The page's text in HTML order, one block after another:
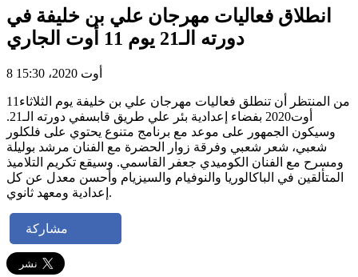
انطلاق فعاليات مهرجان علي بن خليفة في
دورته الـ21 يوم 11 أوت الجاري
8 أوت 2020، 15:30
من المنتظر أن تنطلق فعاليات مهرجان علي بن خليفة يوم الثلاثاء11
أوت2020 بفضاء إعدادية بئر علي طريق قابسفي دورته الـ21.
وسيكون الجمهور على موعد مع برنامج متنوع يحتوي على فلكلور
شعبي، شعر شعبي وفرقة زوار الحضرة مع الفنان مرشد بوليلة
ومسرح مع الفنان الكوميدي جعفر القاسمي. وسيقع تكريم التلاميذ
المتألقين في الباكالوريا والنوفيام والسيزيام وأحسن معدل عن كل
إعدادية ومعهد ثانوي.
مشاركة